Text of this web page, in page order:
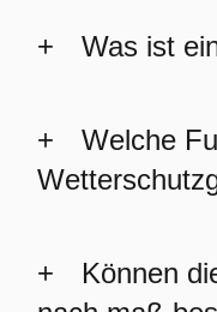
Was ist
Welche
Können